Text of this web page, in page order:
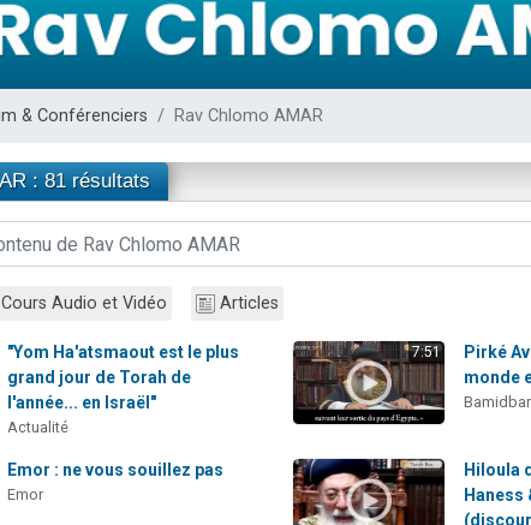
2 personnes viennent de nous rejoindre sur WhatsApp
13 personnes viennent de demander une bénédiction
30 personnes viennent de faire un don pour Sauvez
12 nouvelles musiques dans Torah-Box Music
29 personnes viennent de demander une bénédiction
& Conférenciers Rav Chlomo AMAR
: 81 résultats
Cours Audio et Vidéo Articles
"Yom Ha'atsmaout est le plus
grand jour de Torah de
l'année... en Israël"
Actualité
7:51
Pirké
monde
Bamidbar
Emor : ne vous souillez pas
Emor
Hiloula
Haness